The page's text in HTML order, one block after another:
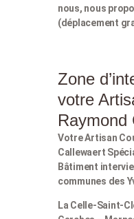
nous, nous
(déplacement
Zone
votre
Raymond
Votre Artisan
Callewaert
Bâtiment
communes des
La Celle-Saint-